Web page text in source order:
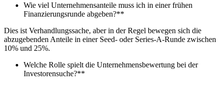
Wie viel Unternehmensanteile muss ich in einer frühen
Finanzierungsrunde abgeben?**
Dies ist Verhandlungssache, aber in der Regel bewegen sich die
abzugebenden Anteile in einer Seed- oder Series-A-Runde zwischen
10% und 25%.
Welche Rolle spielt die Unternehmensbewertung bei der
Investorensuche?**